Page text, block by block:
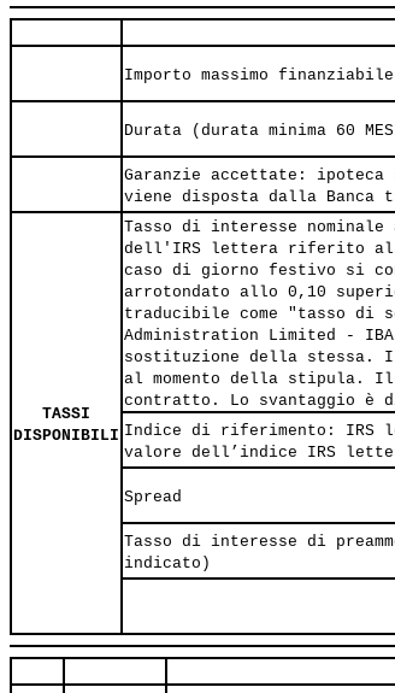
Importo massimo
Durata (durata minima 60
Garanzie accettate:
viene disposta dalla
TASSI
DISPONIBILI
Tasso di interesse
dell'IRS lettera riferito
caso di giorno festivo si
arrotondato allo 0,10
traducibile come "tasso di
Administration Limited -
sostituzione della stessa.
al momento della stipula.
contratto. Lo svantaggio è
Indice di riferimento: IRS
valore dell’indice IRS
Spread
Tasso di interesse di
indicato)